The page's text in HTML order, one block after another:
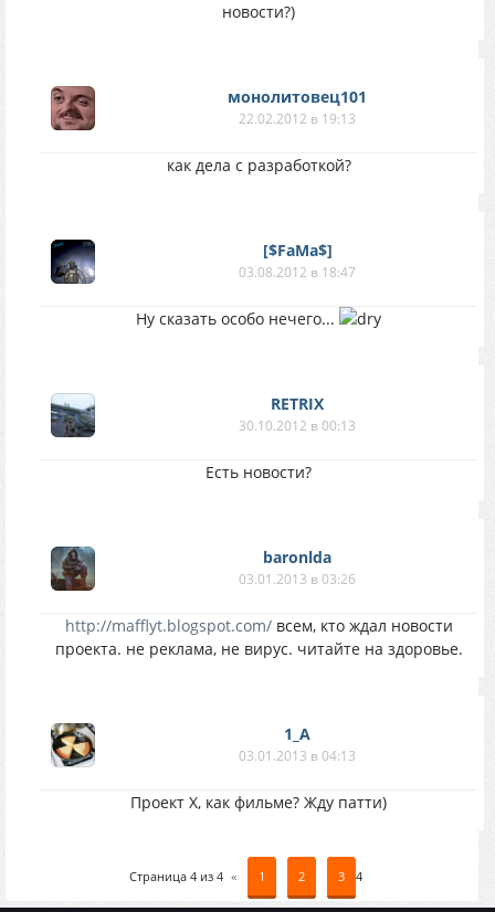
новости?)
монолитовец101
22.02.2012 в 19:13
как дела с разработкой?
[$FaMa$]
03.08.2012 в 18:47
Ну сказать особо нечего...
RETRIX
30.10.2012 в 00:13
Есть новости?
baronlda
03.01.2013 в 03:26
http://mafflyt.blogspot.com/всем, кто ждал новости
проекта. не реклама, не вирус. читайте на здоровье.
1_A
03.01.2013 в 04:13
Проект Х, как фильме? Жду патти)
Страница 4 из 4 « 1 2 3 4